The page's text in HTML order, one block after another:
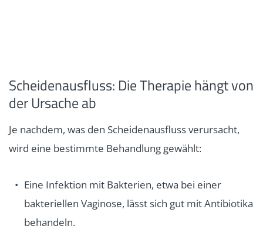
Scheidenausfluss: Die Therapie hängt von
der Ursache ab
Je nachdem, was den Scheidenausfluss verursacht,
wird eine bestimmte Behandlung gewählt:
Eine Infektion mit Bakterien, etwa bei einer
bakteriellen Vaginose, lässt sich gut mit Antibiotika
behandeln.